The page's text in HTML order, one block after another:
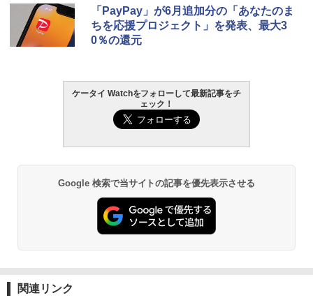
「PayPay」が6月追加分の「あなたのま
ちを応援プロジェクト」を発表、最大3
0％の還元
ケータイ Watchをフォローして最新記事をチ
ェック！
Google 検索で当サイトの記事を優先表示させる
関連リンク